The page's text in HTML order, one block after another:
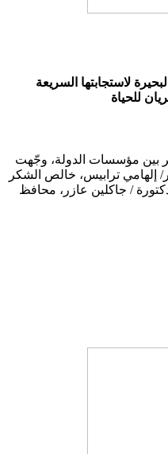
لاستجابتها السريعة
للحياة
بين مؤسسات الدولة، وجّهت
إلهامي ترابيس، خالص الشكر
/ جاكلين عازر، محافظ